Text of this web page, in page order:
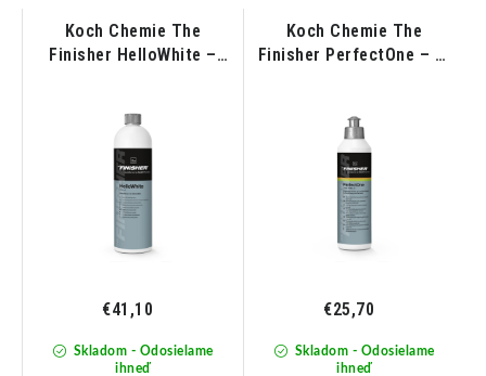
Koch Chemie The
Finisher HelloWhite –
Skladom - Odosielame
ihneď
€41,10
Koch Chemie The
Finisher PerfectOne – 1-
250ml
Skladom - Odosielame
ihneď
€25,70